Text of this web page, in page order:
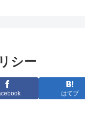
シー
はてブ